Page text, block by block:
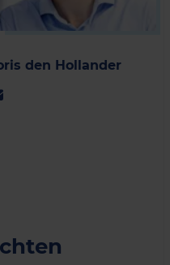
den Hollander